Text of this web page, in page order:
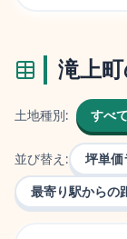
滝上町
土地種別: すべて
並び替え: 坪単
最寄り駅からの